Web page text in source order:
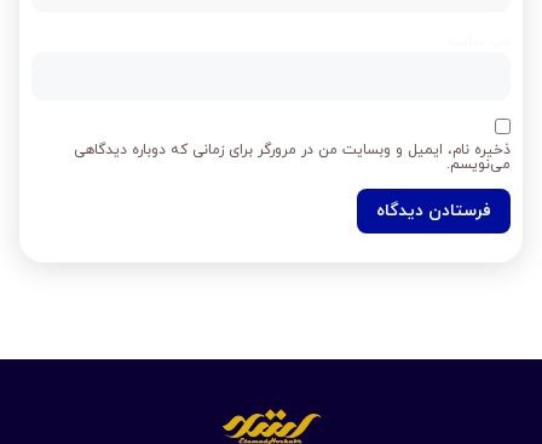
ذخیره نام، ایمیل و وبسایت من در مرورگر برای زمانی که دوباره دیدگاهی
می‌نویسم.